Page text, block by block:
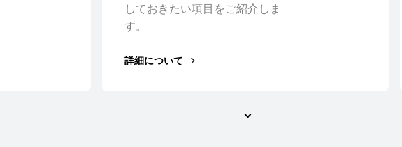
しておきたい項目をご紹介しま
す。
詳細について